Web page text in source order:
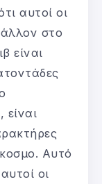
αυτοί οι
στο
είναι
είναι
Αυτό
οι